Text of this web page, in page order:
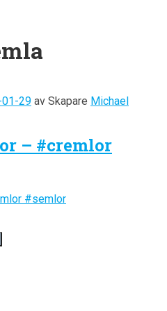
29 av Skapare Michael
– #cremlor